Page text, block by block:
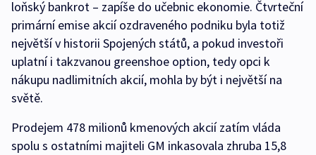
loňský bankrot – zapíše do učebnic ekonomie. Čtvrteční
primární emise akcií ozdraveného podniku byla totiž
největší v historii Spojených států, a pokud investoři
uplatní i takzvanou greenshoe option, tedy opci k
nákupu nadlimitních akcií, mohla by být i největší na
světě.
Prodejem 478 milionů kmenových akcií zatím vláda
spolu s ostatními majiteli GM inkasovala zhruba 15,8